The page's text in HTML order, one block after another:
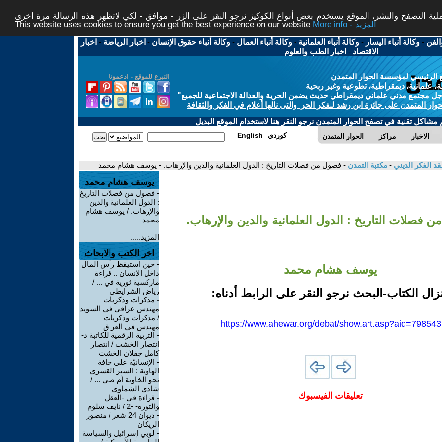
التصفح والنشر، الموقع يستخدم بعض أنواع الكوكيز نرجو النقر على الزر - موافق - لكي لاتظهر هذه الرسالة مرة اخرى -
This website uses cookies to ensure you get the best experience on our website
More info - المزيد
-وكالة أنباء اليسار -وكالة أنباء العلمانية -وكالة أنباء العمال -وكالة أنباء حقوق الإنسان - اخبار الرياضة - اخبار
الاقتصاد - اخبار الطب والعلوم
التبرع للموقع - ادعمونا
الرئيسي لمؤسسة الحوار المتمدن
علمانية، ديمقراطية، تطوعية وغير ربحية
مجتمع مدني علماني ديمقراطي حديث يضمن الحرية والعدالة الاجتماعية للجميع"
المتمدن على جائزة ابن رشد للفكر الحر والتى نالها أعلام في الفكر والثقافة
مشاكل تقنية في تصفح الحوار المتمدن نرجو النقر هنا لاستخدام الموقع البديل
الحوار المتمدن مراكز الاخبار English كوردي
الفكر الديني - مكتبة التمدن - فصول من فصلات التاريخ : الدول العلمانية والدين والإرهاب. - يوسف هشام محمد
فصلات التاريخ : الدول العلمانية والدين والإرهاب.
يوسف هشام محمد
الكتاب-البحث نرجو النقر على الرابط أدناه:
https://www.ahewar.org/debat/show.art.asp?aid=798543
تعليقات الفيسبوك
يوسف هشام محمد
- فصول من فصلات التاريخ
: الدول العلمانية والدين
والإرهاب. / يوسف هشام
محمد
المزيد.....
اخر الكتب والابحاث
- حين استيقظ رأس المال
داخل الإنسان .. قراءة
ماركسية ثورية في ... /
رياض الشرايطي
- مذكرات وذكريات
مهندس عراقي في السويد
/ مذكرات وذكريات
مهندس في العراق
- التربية الرقمية للكاتبة د-
انتصار الخشت / انتصار
كامل جفلان الخشت
- الإنسانيّة على حافة
الهاوية : السير القسري
نحو الخاوية أم صي ... /
شادي الشماوي
- قراءة في -العقل
والثورة- -2 / نايف سلوم
-
ديوان 24 شعر / منصور
الريكان
- لوبي إسرائيل والسياسة